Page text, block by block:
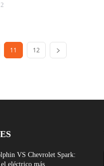
11 12
VS Chevrolet Spark:
el eléctrico más